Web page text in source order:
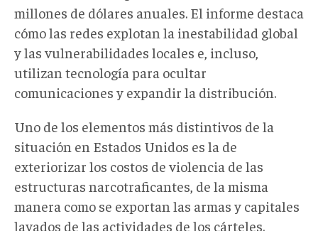
millones de dólares anuales. El informe destaca
cómo las redes explotan la inestabilidad global
y las vulnerabilidades locales e, incluso,
utilizan tecnología para ocultar
comunicaciones y expandir la distribución.
Uno de los elementos más distintivos de la
situación en Estados Unidos es la de
exteriorizar los costos de violencia de las
estructuras narcotraficantes, de la misma
manera como se exportan las armas y capitales
lavados de las actividades de los cárteles.